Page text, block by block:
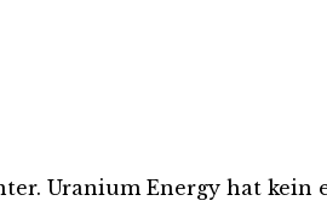
Uranium Energy hat